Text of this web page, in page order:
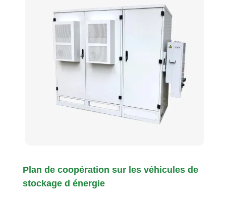
Plan de coopération sur les véhicules de
stockage d énergie